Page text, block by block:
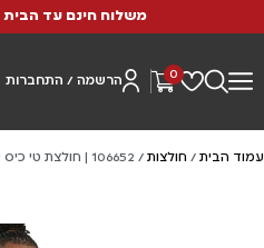
משלוח חינם עד הבית
0 הרשמה / התחברות
עמוד הבית / חולצות / 106652 | חולצת טי כיס ש"ק FORCE®